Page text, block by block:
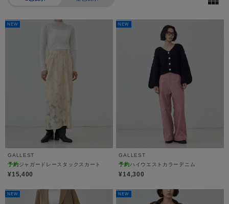
NEW
GALLEST
予約ジャガードレースタックスカート
¥15,400
NEW
GALLEST
予約ハイウエストカラーデニム
¥14,300
NEW NEW